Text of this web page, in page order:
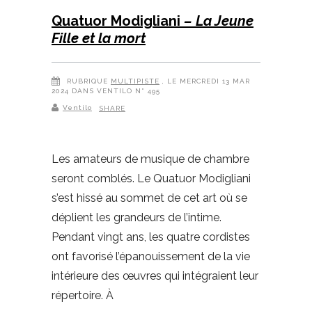
Quatuor Modigliani – La Jeune
Fille et la mort
RUBRIQUE MULTIPISTE , LE MERCREDI 13 MAR
2024 DANS VENTILO N° 495
Ventilo SHARE
Les amateurs de musique de chambre
seront comblés. Le Quatuor Modigliani
s’est hissé au sommet de cet art où se
déplient les grandeurs de l’intime.
Pendant vingt ans, les quatre cordistes
ont favorisé l’épanouissement de la vie
intérieure des œuvres qui intégraient leur
répertoire. À